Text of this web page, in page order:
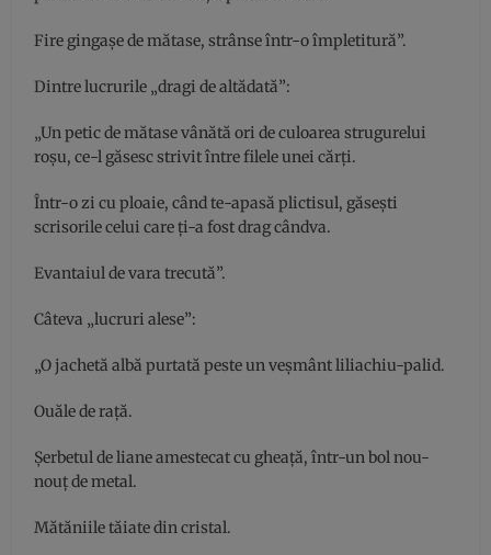
Fire gingaşe de mătase, strânse într-o împletitură”.
Dintre lucrurile „dragi de altădată”:
„Un petic de mătase vânătă ori de culoarea strugurelui
roşu, ce-l găsesc strivit între filele unei cărţi.
Într-o zi cu ploaie, când te-apasă plictisul, găseşti
scrisorile celui care ţi-a fost drag cândva.
Evantaiul de vara trecută”.
Câteva „lucruri alese”:
„O jachetă albă purtată peste un veşmânt liliachiu-palid.
Ouăle de raţă.
Şerbetul de liane amestecat cu gheaţă, într-un bol nou-
nouţ de metal.
Mătăniile tăiate din cristal.